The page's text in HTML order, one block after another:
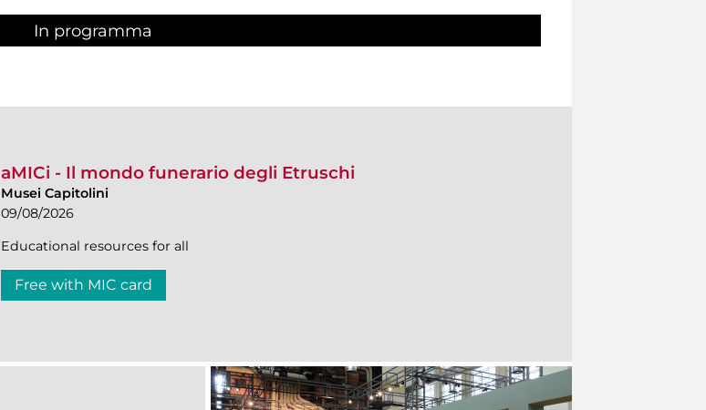
In programma
aMICi - Il mondo funerario degli Etruschi
Musei Capitolini
09/08/2026
Educational resources for all
Free with MIC card